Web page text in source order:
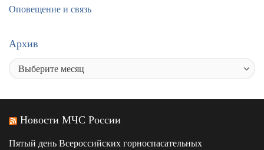
Оповещение и связь
Архив
Новости МЧС России
Пятый день Всероссийских горноспасательных